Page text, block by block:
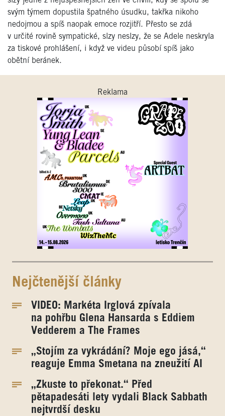
svým týmem dopustila špatného úsudku, takřka nikoho
nedojmou a spíš naopak emoce rozjitří. Přesto se zdá
v určité rovině sympatické, slzy neslzy, že se Adele neskryla
za tiskové prohlášení, i když ve videu působí spíš jako
obětní beránek.
Reklama
Nejčtenější články
VIDEO: Markéta Irglová zpívala
na pohřbu Glena Hansarda s Eddiem
Vedderem a The Frames
„Stojím za vykrádání? Moje ego jásá,“
reaguje Emma Smetana na zneužití AI
„Zkuste to překonat.“ Před
pětapadesáti lety vydali Black Sabbath
nejtvrdší desku